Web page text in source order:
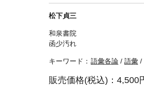
松下貞三
和泉書院
函少汚れ
キーワード： 語彙各論 / 語彙 /
販売価格(税込)：4,500